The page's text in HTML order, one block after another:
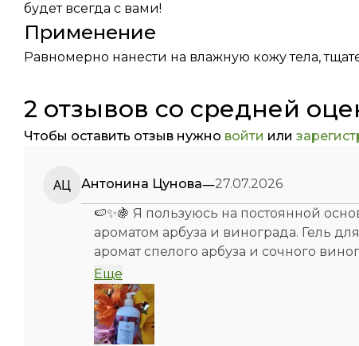
будет всегда с вами!
Применение
Равномерно нанести на влажную кожу тела,
2 отзывов со средней
Чтобы оставить отзыв нужно войти или
АЦ Антонина Цунова—27.07.2026
🍉✨🍇 Я пользуюсь на постоянной
ароматом арбуза и винограда. Гель
аромат спелого арбуза и сочного
Формула геля обогащена
поддерживать кожу мягкой и
подходит для ежедневного
Еще